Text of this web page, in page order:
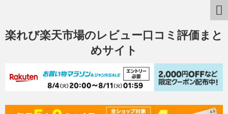
楽れび楽天市場のレビュー口コミ評価まと
めサイト